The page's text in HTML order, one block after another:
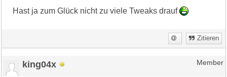
Hast ja zum Glück nicht zu viele Tweaks drauf
Zitieren
king04x Member